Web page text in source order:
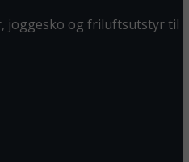
og friluftsutstyr til